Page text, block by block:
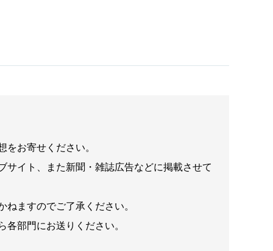
をお寄せください。
サイト、また新聞・雑誌広告などに掲載させて
ますのでご了承ください。
各部門にお送りください。